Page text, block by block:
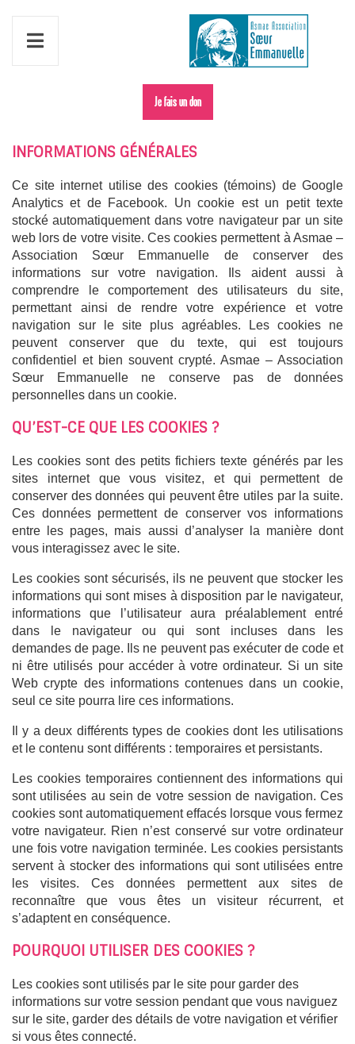
Je fais un don
POLITIQUE DES COOKIES
INFORMATIONS GÉNÉRALES
Ce site internet utilise des cookies (témoins) de Google
Analytics et de Facebook. Un cookie est un petit texte
stocké automatiquement dans votre navigateur par un site
web lors de votre visite. Ces cookies permettent à Asmae –
Association Sœur Emmanuelle de conserver des
informations sur votre navigation. Ils aident aussi à
comprendre le comportement des utilisateurs du site,
permettant ainsi de rendre votre expérience et votre
navigation sur le site plus agréables. Les cookies ne
peuvent conserver que du texte, qui est toujours
confidentiel et bien souvent crypté. Asmae – Association
Sœur Emmanuelle ne conserve pas de données
personnelles dans un cookie.
QU’EST-CE QUE LES COOKIES ?
Les cookies sont des petits fichiers texte générés par les
sites internet que vous visitez, et qui permettent de
conserver des données qui peuvent être utiles par la suite.
Ces données permettent de conserver vos informations
entre les pages, mais aussi d’analyser la manière dont
vous interagissez avec le site.
Les cookies sont sécurisés, ils ne peuvent que stocker les
informations qui sont mises à disposition par le navigateur,
informations que l’utilisateur aura préalablement entré
dans le navigateur ou qui sont incluses dans les
demandes de page. Ils ne peuvent pas exécuter de code et
ni être utilisés pour accéder à votre ordinateur. Si un site
Web crypte des informations contenues dans un cookie,
seul ce site pourra lire ces informations.
Il y a deux différents types de cookies dont les utilisations
et le contenu sont différents : temporaires et persistants.
Les cookies temporaires contiennent des informations qui
sont utilisées au sein de votre session de navigation. Ces
cookies sont automatiquement effacés lorsque vous fermez
votre navigateur. Rien n’est conservé sur votre ordinateur
une fois votre navigation terminée. Les cookies persistants
servent à stocker des informations qui sont utilisées entre
les visites. Ces données permettent aux sites de
reconnaître que vous êtes un visiteur récurrent, et
s’adaptent en conséquence.
POURQUOI UTILISER DES COOKIES ?
Les cookies sont utilisés par le site pour garder des
informations sur votre session pendant que vous naviguez
sur le site, garder des détails de votre navigation et vérifier
si vous êtes connecté.